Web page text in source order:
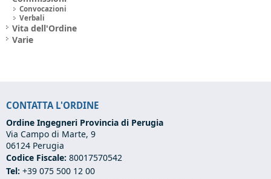
Convocazioni
Verbali
Vita dell'Ordine
Varie
CONTATTA L'ORDINE
Ordine Ingegneri Provincia di Perugia
Via Campo di Marte, 9
06124 Perugia
Codice Fiscale: 80017570542
Tel: +39 075 500 12 00